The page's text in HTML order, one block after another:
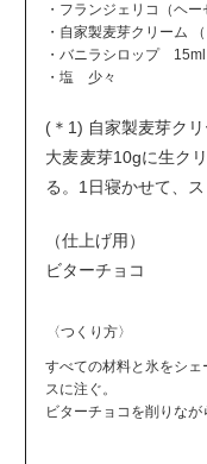
・フランジェリコ（ヘ
・自家製麦芽クリーム
・バニラシロップ 15ml
・塩 少々
(＊1) 自家製麦芽ク
大麦麦芽10gに生ク
る。1日寝かせて、ス
（仕上げ用）
ビターチョコ
〈つくり方〉
すべての材料と氷をシ
スに注ぐ。
ビターチョコを削りなが